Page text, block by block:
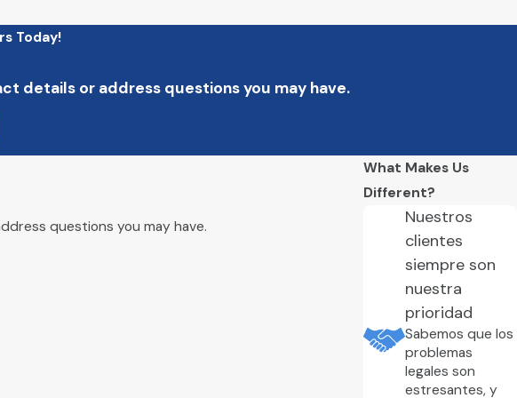
tipo de contrato que tenga. Si tenía un contrato escrito
para hacer una reclamación por despido injustificado. Sin
para que usted y su abogado tengan tiempo de
despedir a los empleados por cualquier razón, siempre
despedidos basándose en su raza, color, origen nacional,
actividades protegidas, como reportar discriminación o
brindar protecciones adicionales contra el despido
para presentar una reclamación ante la agencia
Today!
details or address questions you may have.
What Makes Us
Different?
Nuestros
clientes
siempre son
nuestra
prioridad
Sabemos que los
problemas
legales son
estresantes, y
questions you may have.